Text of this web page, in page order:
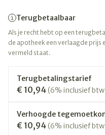
Terugbetaalbaar
Als je recht hebt op een
de apotheek een verlaagde prijs
vermeld staat.
Terugbetalingstarief
€ 10,94(6% inclusief
Verhoogde
€ 10,94(6% inclusief